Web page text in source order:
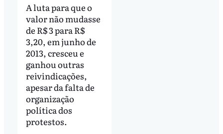
A luta para que o
valor não mudasse
de R$ 3 para R$
3,20, em junho de
2013, cresceu e
ganhou outras
reivindicações,
apesar da falta de
organização
política dos
protestos.